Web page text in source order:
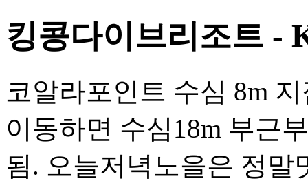
킹콩다이브리조트 -
코알라포인트 수심 8m
이동하면 수심18m 부근
됨. 오늘저녁노을은 정말